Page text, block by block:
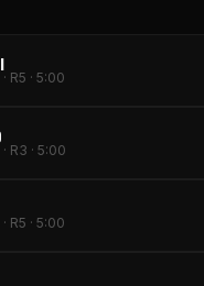
R5 · 5:00
R3 · 5:00
R5 · 5:00